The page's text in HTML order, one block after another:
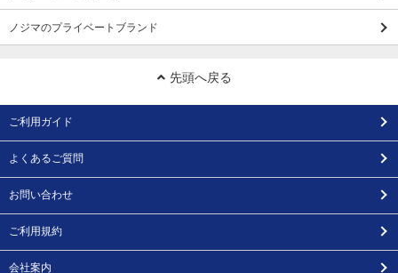
ノジマのプライベートブランド
先頭へ戻る
ご利用ガイド
よくあるご質問
お問い合わせ
ご利用規約
会社案内